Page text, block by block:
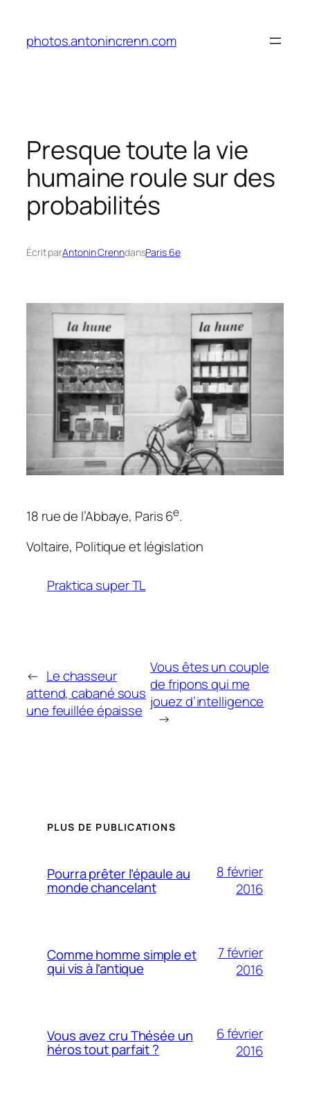
contenu
photos.antonincrenn.com
Presque toute la vie
humaine roule sur des
probabilités
Écrit parAntonin CrenndansParis 6e
18 rue de l’Abbaye, Paris 6e.
Voltaire, Politique et législation
Praktica super TL
← Le chasseur
attend, cabané sous
une feuillée épaisse
Vous êtes un couple
de fripons qui me
jouez d’intelligence
→
PLUS DE PUBLICATIONS
Pourra prêter l’épaule au
monde chancelant
8 février
2016
Comme homme simple et
qui vis à l’antique
7 février
2016
Vous avez cru Thésée un
héros tout parfait ?
6 février
2016